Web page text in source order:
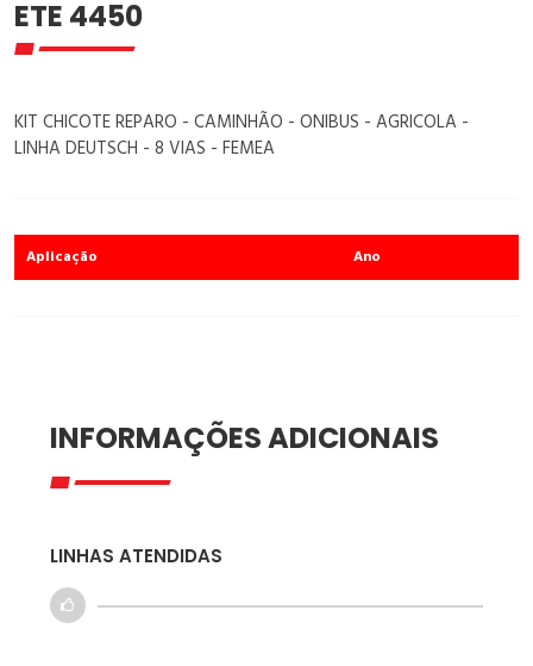
ETE 4450
KIT CHICOTE REPARO - CAMINHÃO - ONIBUS - AGRICOLA -
LINHA DEUTSCH - 8 VIAS - FEMEA
Aplicação Ano
INFORMAÇÕES ADICIONAIS
LINHAS ATENDIDAS